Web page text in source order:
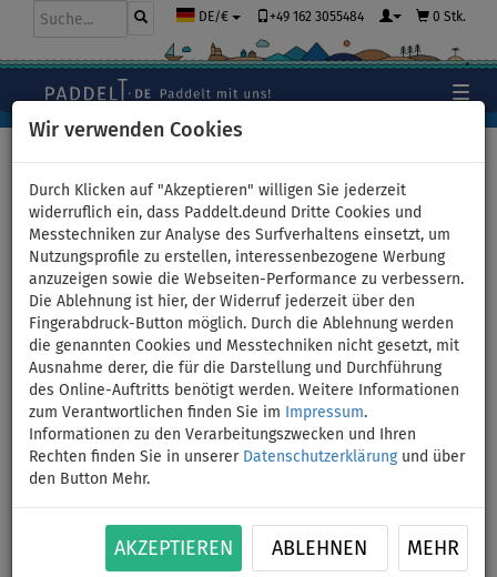
Wir verwenden Cookies
Durch Klicken auf "Akzeptieren" willigen Sie jederzeit
widerruflich ein, dass Paddelt.deund Dritte Cookies und
Messtechniken zur Analyse des Surfverhaltens einsetzt, um
Nutzungsprofile zu erstellen, interessenbezogene Werbung
anzuzeigen sowie die Webseiten-Performance zu verbessern.
Die Ablehnung ist hier, der Widerruf jederzeit über den
Fingerabdruck-Button möglich. Durch die Ablehnung werden
die genannten Cookies und Messtechniken nicht gesetzt, mit
Ausnahme derer, die für die Darstellung und Durchführung
des Online-Auftritts benötigt werden. Weitere Informationen
zum Verantwortlichen finden Sie im
Impressum.
Informationen zu den Verarbeitungszwecken und Ihren
Rechten finden Sie in unserer Datenschutzerklärungund über
den Button Mehr.
AKZEPTIEREN ABLEHNEN MEHR
DE/€ +49 162 3055484 0 Stk.
SUP AQUA MARINA FUSION
10'10 Before Sunset 2026 -
aufblasbares Stand Up Paddle
Board - Variante: Super-Set
PADDEL
INKL.
150 kg
KAJAK SITZ
OPTION
VERSAND
Previous Next